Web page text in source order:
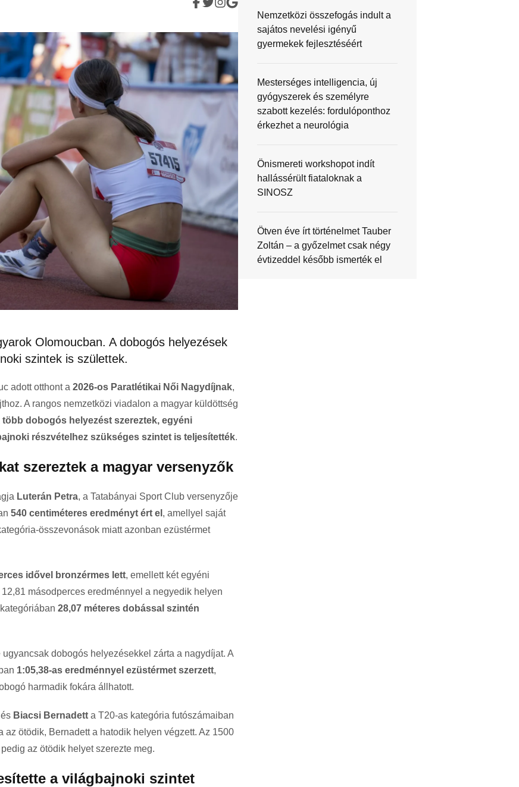
Olomoucban. A dobogós helyezések
szintek is születtek.
adott otthont a 2026-os Paratlétikai Női Nagydíjnak,
A rangos nemzetközi viadalon a magyar küldöttség
dobogós helyezést szereztek, egyéni
részvételhez szükséges szintet is teljesítették.
szereztek a magyar versenyzők
Luterán Petra, a Tatabányai Sport Club versenyzője
540 centiméteres eredményt ért el , amellyel saját
összevonások miatt azonban ezüstérmet
idővel bronzérmes lett, emellett két egyéni
másodperces eredménnyel a negyedik helyen
28,07 méteres dobással szintén
dobogós helyezésekkel zárta a nagydíjat. A
1:05,38-as eredménnyel ezüstérmet szerzett,
harmadik fokára állhatott.
és Biacsi Bernadett a T20-as kategória futószámaiban
az ötödik, Bernadett a hatodik helyen végzett. Az 1500
az ötödik helyet szerezte meg.
a világbajnoki szintet
Nemzetközi összefogás indult a
sajátos nevelési igényű
gyermekek fejlesztéséért
Mesterséges intelligencia, új
gyógyszerek és személyre
szabott kezelés: fordulóponthoz
érkezhet a neurológia
Önismereti workshopot indít
hallássérült fiataloknak a
SINOSZ
Ötven éve írt történelmet Tauber
Zoltán – a győzelmet csak négy
évtizeddel később ismerték el